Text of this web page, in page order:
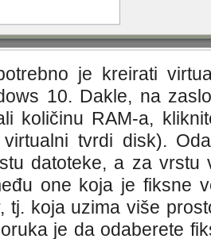
je kreirati
10. Dakle, na
količinu RAM-a,
virtualni tvrdi disk).
datoteke, a za vrstu
one koja je fiksne
tj. koja uzima više
je da odaberete